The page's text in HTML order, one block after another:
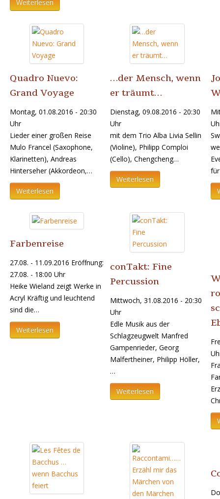
Weiterlesen
Quadro Nuevo:
Grand Voyage
Montag, 01.08.2016 - 20:30
Uhr
Lieder einer großen Reise
Mulo Francel (Saxophone,
Klarinetten), Andreas
Hinterseher (Akkordeon,…
Weiterlesen
…der Mensch, wenn
er träumt…
Dienstag, 09.08.2016 - 20:30
Uhr
mit dem Trio Alba Livia Sellin
(Violine), Philipp Comploi
(Cello), Chengcheng…
Weiterlesen
Farbenreise
27.08. - 11.09.2016 Eröffnung:
27.08. - 18:00 Uhr
Heike Wieland zeigt Werke in
Acryl Kräftig und leuchtend
sind die…
Weiterlesen
conTakt: Fine
Percussion
Mittwoch, 31.08.2016 - 20:30
Uhr
Edle Musik aus der
Schlagzeugwelt Manfred
Gampenrieder, Georg
Malfertheiner, Philipp Höller,
…
Weiterlesen